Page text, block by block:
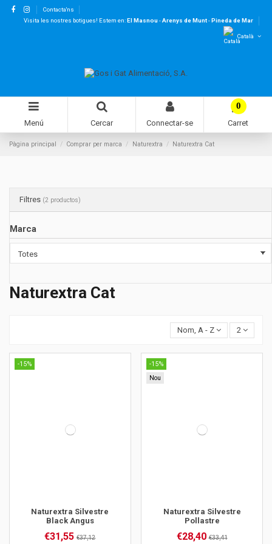
Contacta'ns
Visita les nostres botigues! Estem en:El Masnou-Arenys de Munt-Pineda de Mar
Català
Menú Cercar Connectar-se
0
Carret
Pàgina principal Comprar per marca Naturextra Naturextra Cat
Naturextra Cat
Nom, A - Z 2
-15%
Naturextra Silvestre
Black Angus
€31,55€37,12
-15%
Nou
Naturextra Silvestre
Pollastre
€28,40€33,41
Filtres (2 productos)
Marca